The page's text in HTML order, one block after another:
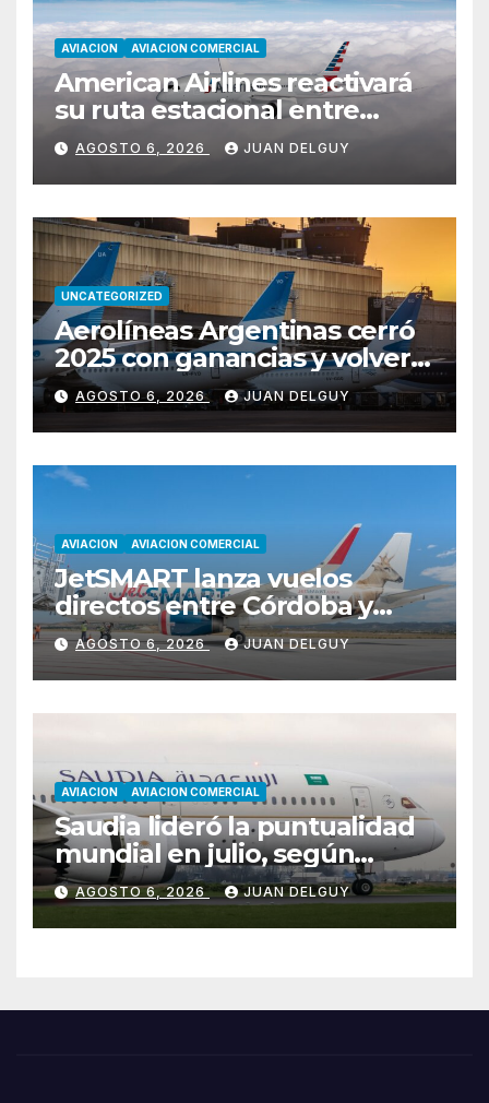
AVIACION AVIACION COMERCIAL
American Airlines reactivará
su ruta estacional entre
Miami y Montevideo con
vuelos diarios
AGOSTO 6, 2026 JUAN DELGUY
UNCATEGORIZED
Aerolíneas Argentinas cerró
2025 con ganancias y volverá
a pagar impuesto a las
ganancias
AGOSTO 6, 2026 JUAN DELGUY
AVIACION AVIACION COMERCIAL
JetSMART lanza vuelos
directos entre Córdoba y
Florianópolis
AGOSTO 6, 2026 JUAN DELGUY
AVIACION AVIACION COMERCIAL
Saudia lideró la puntualidad
mundial en julio, según
Cirium
AGOSTO 6, 2026 JUAN DELGUY